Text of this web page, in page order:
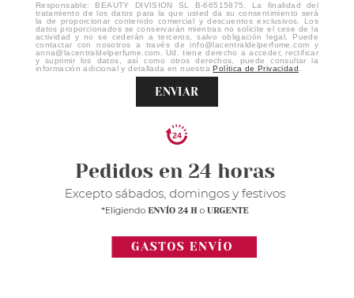
Responsable: BEAUTY DIVISION SL B-66515875. La finalidad del
tratamiento de los datos para la que usted da su consentimiento será
la de proporcionar contenido comercial y descuentos exclusivos. Los
datos proporcionados se conservarán mientras no solicite el cese de la
actividad y no se cederán a terceros, salvo obligación legal. Puede
contactar con nosotros a través de info@lacentraldelperfume.com y
anna@lacentraldelperfume.com. Ud. tiene derecho a acceder, rectificar
y suprimir los datos, así como otros derechos, puede consultar la
información adicional y detallada en nuestraPolítica de Privacidad
ENVIAR